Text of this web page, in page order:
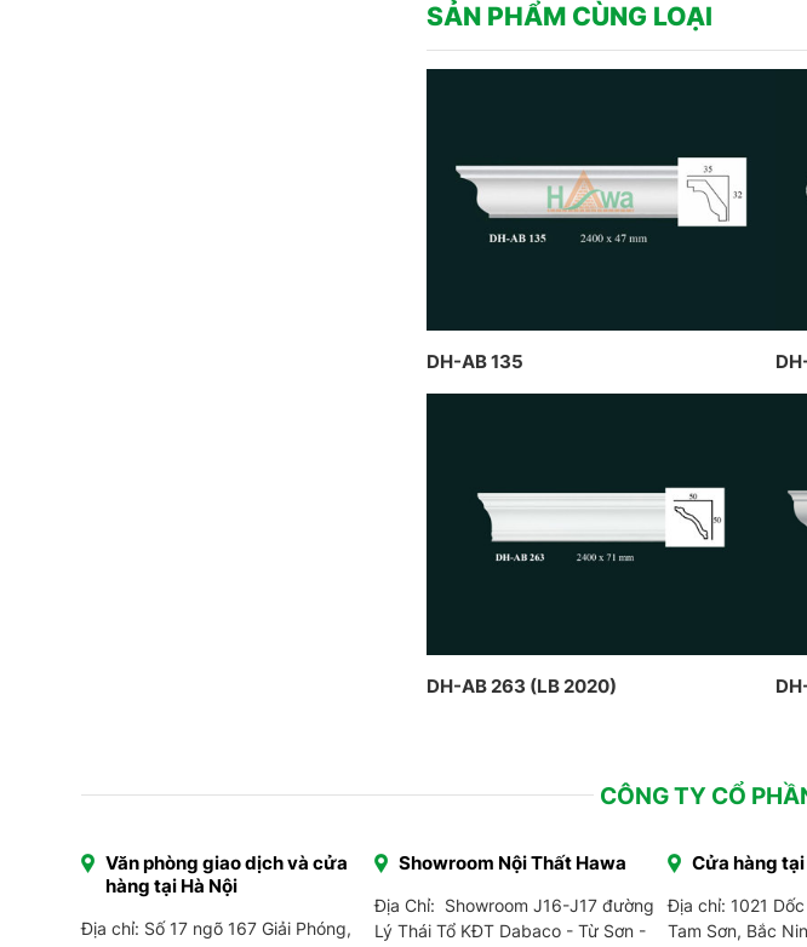
SẢN PHẨM CÙNG LOẠI
DH-AB 135
DH-AB 263 (LB 2020)
CÔNG TY CỔ
Văn phòng giao dịch và cửa
hàng tại Hà Nội
Địa chỉ: Số 17 ngõ 167 Giải Phóng,
Showroom Nội Thất Hawa
Địa Chỉ: Showroom J16-J17 đường
Lý Thái Tổ KĐT Dabaco - Từ Sơn -
Cửa hàng
Địa chỉ: 1021
Tam Sơn, Bắc